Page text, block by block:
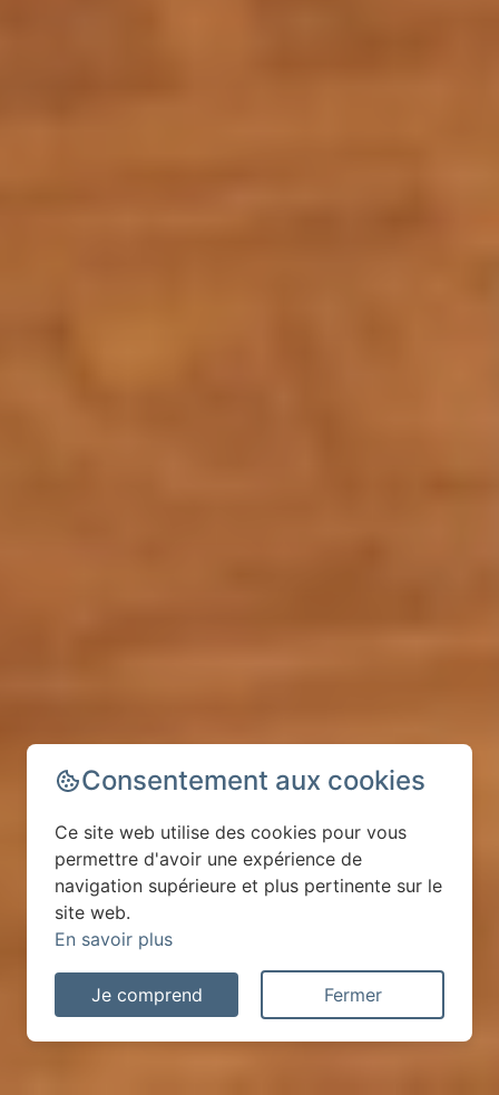
Consentement aux cookies
Ce site web utilise des cookies pour vous
permettre d'avoir une expérience de
navigation supérieure et plus pertinente sur le
site web.
En savoir plus
Je comprend Fermer